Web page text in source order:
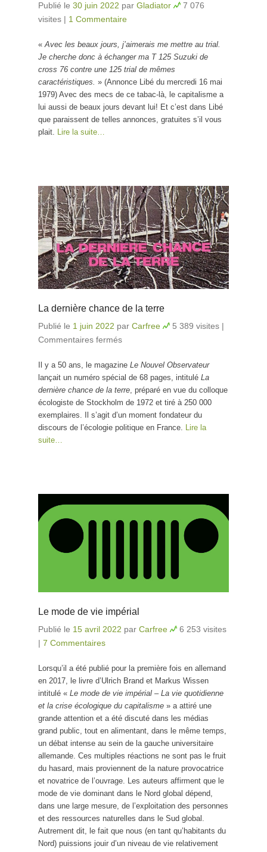
Publié le 30 juin 2022 par Gladiator
7 076
visites | 1 Commentaire
«Avec les beaux jours, j’aimerais me mettre au trial.
Je cherche donc à échanger ma T 125 Suzuki de
cross 76 contre une 125 trial de mêmes
caractéristiques. » (Annonce Libé du mercredi 16 mai
1979) Avec des mecs de ce tabac-là, le capitalisme a
lui aussi de beaux jours devant lui! Et c’est dans Libé
que paraissent de telles annonces, gratuites s’il vous
plait. Lire la suite…
La dernière chance de la terre
Publié le 1 juin 2022 par Carfree 5 389 visites |
Commentaires fermés
Il y a 50 ans, le magazine Le Nouvel Observateur
lançait un numéro spécial de 68 pages, intitulé La
dernière chance de la terre, préparé en vue du colloque
écologiste de Stockholm de 1972 et tiré à 250 000
exemplaires. Il s’agit d’un moment fondateur du
discours de l’écologie politique en France. Lire la
suite…
Le mode de vie impérial
Publié le 15 avril 2022 par Carfree
6 253 visites
| 7 Commentaires
Lorsqu’il a été publié pour la première fois en allemand
en 2017, le livre d’Ulrich Brand et Markus Wissen
intitulé « Le mode de vie impérial – La vie quotidienne
et la crise écologique du capitalisme » a attiré une
grande attention et a été discuté dans les médias
grand public, tout en alimentant, dans le même temps,
un débat intense au sein de la gauche universitaire
allemande. Ces multiples réactions ne sont pas le fruit
du hasard, mais proviennent de la nature provocatrice
et novatrice de l’ouvrage. Les auteurs affirment que le
mode de vie dominant dans le Nord global dépend,
dans une large mesure, de l’exploitation des personnes
et des ressources naturelles dans le Sud global.
Autrement dit, le fait que nous (en tant qu’habitants du
Nord) puissions jouir d’un niveau de vie relativement